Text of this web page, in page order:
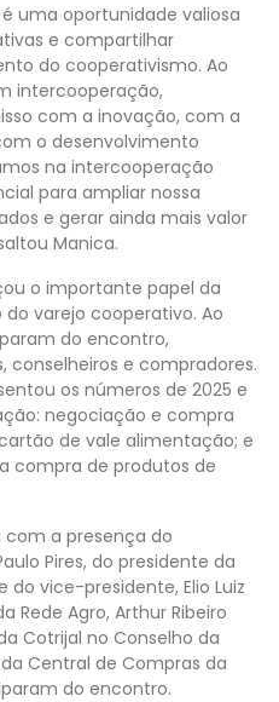
uma oportunidade valiosa
e compartilhar
do cooperativismo. Ao
intercooperação,
com a inovação, com a
o desenvolvimento
na intercooperação
para ampliar nossa
e gerar ainda mais valor
Manica.
o importante papel da
varejo cooperativo. Ao
do encontro,
conselheiros e compradores.
os números de 2025 e
negociação e compra
de vale alimentação; e
compra de produtos de
a presença do
Pires, do presidente da
do vice-presidente, Elio Luiz
Rede Agro, Arthur Ribeiro
Cotrijal no Conselho da
Central de Compras da
do encontro.